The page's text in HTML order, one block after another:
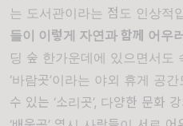
는 도서관이라는 점도 인상적
들이 이렇게 자연과 함께 어우
딩 숲 한가운데에 있으면서도
‘바람곳’이라는 야외 휴게 공
수 있는 ‘소리곳’, 다양한 문화